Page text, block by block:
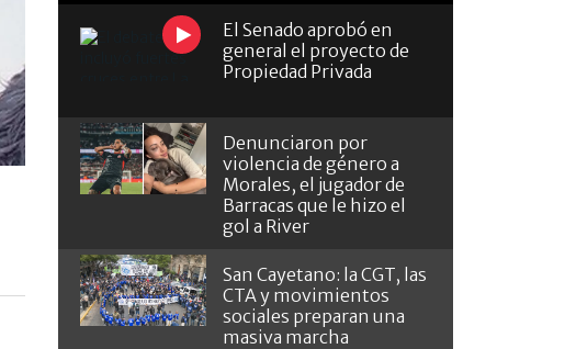
El Senado aprobó en
general el proyecto de
Propiedad Privada
Denunciaron por
violencia de género a
Morales, el jugador de
Barracas que le hizo el
gol a River
San Cayetano: la CGT, las
CTA y movimientos
sociales preparan una
masiva marcha